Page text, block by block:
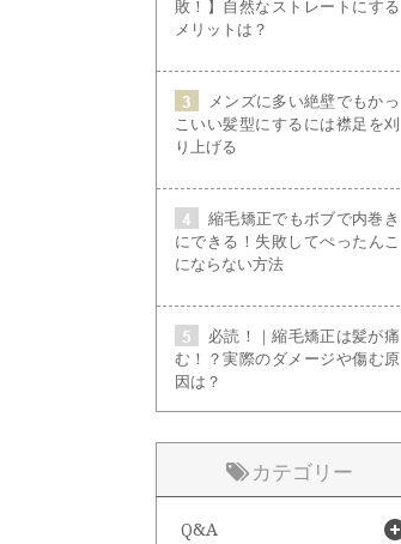
敗！】自然なストレートにする
メリットは？
メンズに多い絶壁でもかっ
こいい髪型にするには襟足を刈
り上げる
縮毛矯正でもボブで内巻き
にできる！失敗してぺったんこ
にならない方法
必読！｜縮毛矯正は髪が痛
む！？実際のダメージや傷む原
因は？
カテゴリー
Q&A